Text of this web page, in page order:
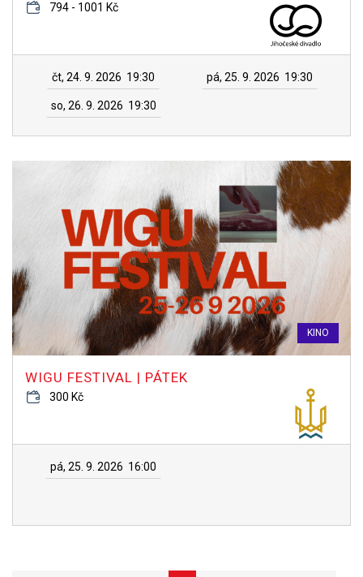
794 - 1001 Kč
čt, 24. 9. 2026 19:30 pá, 25. 9. 2026 19:30
so, 26. 9. 2026 19:30
KINO
WIGU FESTIVAL | PÁTEK
300 Kč
pá, 25. 9. 2026 16:00